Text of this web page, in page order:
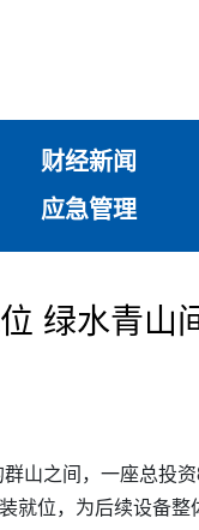
财经新闻
应急管理
绿水青山
之间，一座总投资
位，为后续设备整